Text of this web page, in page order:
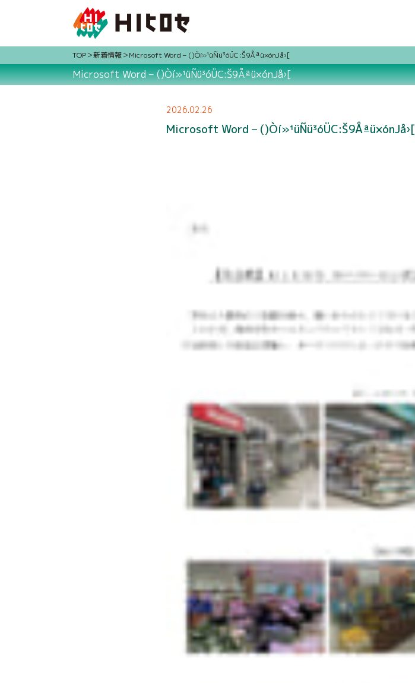
TOP 新着情報 Microsoft Word – ()Òí»¹üÑü³óÜC:Š9Åªü×ónJå›[
Microsoft Word – ()Òí»¹üÑü³óÜC:Š9Åªü×ónJå›[
2026.02.26
Microsoft Word – ()Òí»¹üÑü³óÜC:Š9Åªü×ónJå›[